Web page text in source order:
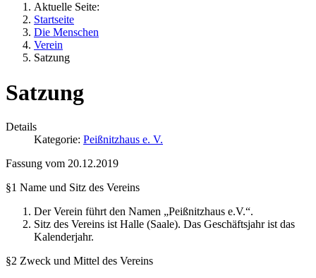
Aktuelle Seite:
Startseite
Die Menschen
Verein
Satzung
Satzung
Details
Kategorie: Peißnitzhaus e. V.
Fassung vom 20.12.2019
§1 Name und Sitz des Vereins
Der Verein führt den Namen „Peißnitzhaus e.V.“.
Sitz des Vereins ist Halle (Saale). Das Geschäftsjahr ist das
Kalenderjahr.
§2 Zweck und Mittel des Vereins